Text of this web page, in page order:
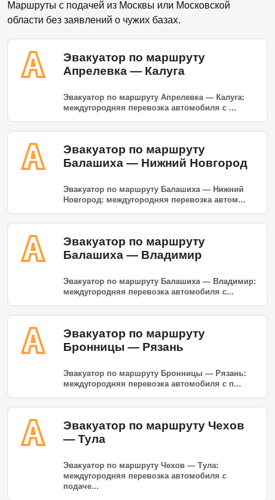
Маршруты с подачей из Москвы или Московской
области без заявлений о чужих базах.
Эвакуатор по маршруту
Апрелевка — Калуга
Эвакуатор по маршруту Апрелевка — Калуга:
междугородняя перевозка автомобиля с ...
Эвакуатор по маршруту
Балашиха — Нижний Новгород
Эвакуатор по маршруту Балашиха — Нижний
Новгород: междугородняя перевозка автом...
Эвакуатор по маршруту
Балашиха — Владимир
Эвакуатор по маршруту Балашиха — Владимир:
междугородняя перевозка автомобиля с...
Эвакуатор по маршруту
Бронницы — Рязань
Эвакуатор по маршруту Бронницы — Рязань:
междугородняя перевозка автомобиля с п...
Эвакуатор по маршруту Чехов
— Тула
Эвакуатор по маршруту Чехов — Тула:
междугородняя перевозка автомобиля с
подаче...